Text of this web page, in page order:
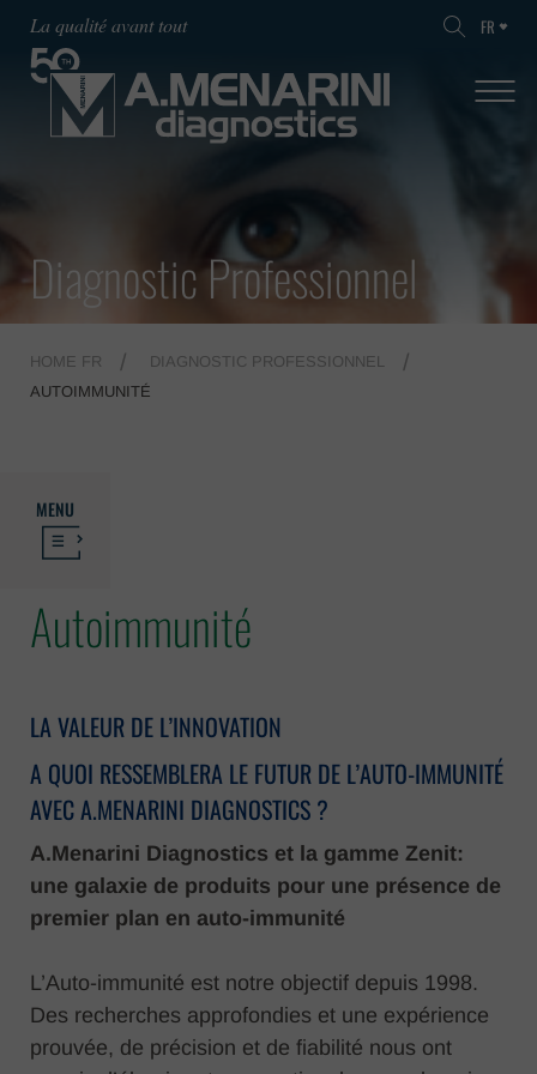
La qualité avant tout FR
Diagnostic Professionnel
HOME FR
DIAGNOSTIC PROFESSIONNEL
AUTOIMMUNITÉ
MENU
Autoimmunité
LA VALEUR DE L’INNOVATION
A QUOI RESSEMBLERA LE FUTUR DE L’AUTO-IMMUNITÉ
AVEC A.MENARINI DIAGNOSTICS ?
A.Menarini Diagnostics et la gamme Zenit:
une galaxie de produits pour une présence de
premier plan en auto-immunité
L’Auto-immunité est notre objectif depuis 1998.
Des recherches approfondies et une expérience
prouvée, de précision et de fiabilité nous ont